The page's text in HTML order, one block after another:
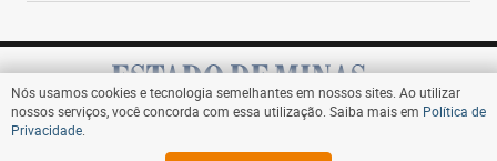
Assine
Nós usamos cookies e tecnologia semelhantes em nossos sites. Ao utilizar
nossos serviços, você concorda com essa utilização. Saiba mais em Política de
Privacidade